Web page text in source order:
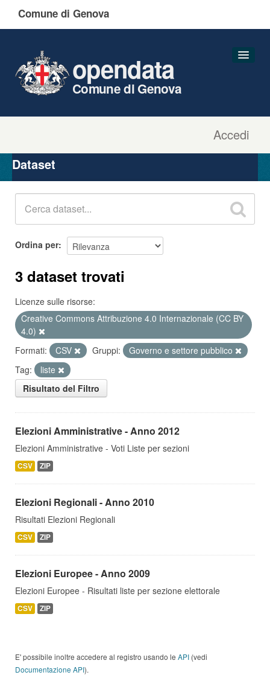
Comune di Genova
Accedi
opendata
Comune di Genova
Organizzazioni
Gruppi
Dataset
Ordina per
3 dataset trovati
Licenze sulle risorse:
Creative Commons Attribuzione 4.0 Internazionale (CC BY
4.0)
Formati:
CSV Gruppi:
Governo e settore pubblico
Tag:
liste
Risultato del Filtro
Elezioni Amministrative - Anno 2012
Elezioni Amministrative - Voti Liste per sezioni
CSV ZIP
Elezioni Regionali - Anno 2010
Risultati Elezioni Regionali
CSV ZIP
Elezioni Europee - Anno 2009
Elezioni Europee - Risultati liste per sezione elettorale
CSV ZIP
E' possibile inoltre accedere al registro usando le API (vedi
Documentazione API).